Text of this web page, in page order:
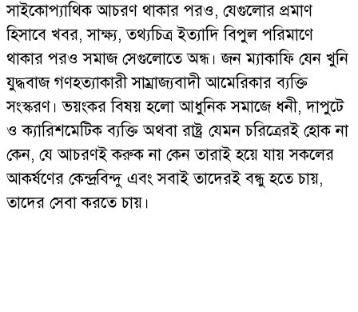
সাইকোপ্যাথিক আচরণ থাকার পরও, যেগুলোর প্রমাণ
হিসাবে খবর, সাক্ষ্য, তথ্যচিত্র ইত্যাদি বিপুল পরিমাণে
থাকার পরও সমাজ সেগুলোতে অন্ধ। জন ম্যাকাফি যেন খুনি
যুদ্ধবাজ গণহত্যাকারী সাম্রাজ্যবাদী আমেরিকার ব্যক্তি
সংস্করণ। ভয়ংকর বিষয় হলো আধুনিক সমাজে ধনী, দাপুটে
ও ক্যারিশমেটিক ব্যক্তি অথবা রাষ্ট্র যেমন চরিত্রেরই হোক না
কেন, যে আচরণই করুক না কেন তারাই হয়ে যায় সকলের
আকর্ষণের কেন্দ্রবিন্দু এবং সবাই তাদেরই বন্ধু হতে চায়,
তাদের সেবা করতে চায়।